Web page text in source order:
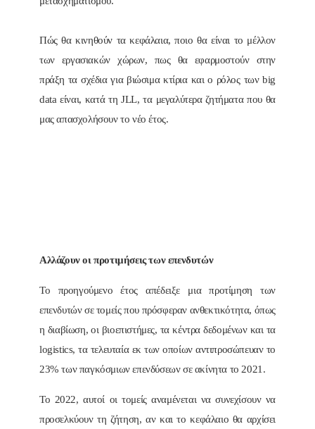
Πώς θα κινηθούν τα κεφάλαια, ποιο θα είναι το μέλλον
των εργασιακών χώρων, πως θα εφαρμοστούν στην
πράξη τα σχέδια για βιώσιμα κτίρια και ο ρόλος των big
data είναι, κατά τη JLL, τα μεγαλύτερα ζητήματα που θα
μας απασχολήσουν το νέο έτος.
Αλλάζουν οι προτιμήσεις των επενδυτών
Το προηγούμενο έτος απέδειξε μια προτίμηση των
επενδυτών σε τομείς που πρόσφεραν ανθεκτικότητα, όπως
η διαβίωση, οι βιοεπιστήμες, τα κέντρα δεδομένων και τα
logistics, τα τελευταία εκ των οποίων αντιπροσώπευαν το
23% των παγκόσμιων επενδύσεων σε ακίνητα το 2021.
Το 2022, αυτοί οι τομείς αναμένεται να συνεχίσουν να
προσελκύουν τη ζήτηση, αν και το κεφάλαιο θα αρχίσει